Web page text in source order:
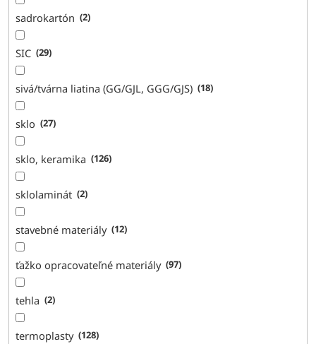
sadrokartón 2
SIC 29
sivá/tvárna liatina (GG/GJL, GGG/GJS) 18
sklo 27
sklo, keramika 126
sklolaminát 2
stavebné materiály 12
ťažko opracovateľné materiály 97
tehla 2
termoplasty 128